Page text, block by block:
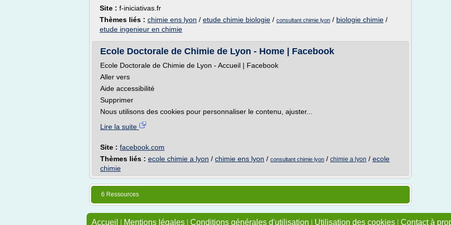
Site : f-iniciativas.fr
Thèmes liés : chimie ens lyon / etude chimie biologie / consultant chimie lyon / biologie chimie /
etude ingenieur en chimie
Ecole Doctorale de Chimie de Lyon - Home | Facebook
Ecole Doctorale de Chimie de Lyon - Accueil | Facebook
Aller vers
Aide accessibilité
Supprimer
Nous utilisons des cookies pour personnaliser le contenu, ajuster...
Lire la suite
Site : facebook.com
Thèmes liés : ecole chimie a lyon / chimie ens lyon / consultant chimie lyon / chimie a lyon / ecole
chimie
6 Ressources
Accueil | Mentions légales | Conditions générales d'utilisation | Utilisation des cookies | Contact à